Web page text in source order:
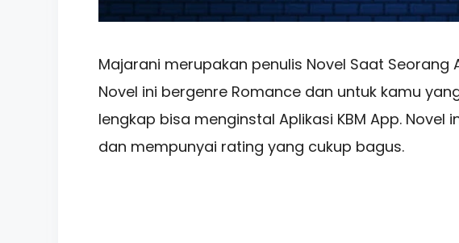
Majarani merupakan penulis Novel Saat Seorang
Novel ini bergenre Romance dan untuk kamu
lengkap bisa menginstal Aplikasi KBM App.
dan mempunyai rating yang cukup bagus.